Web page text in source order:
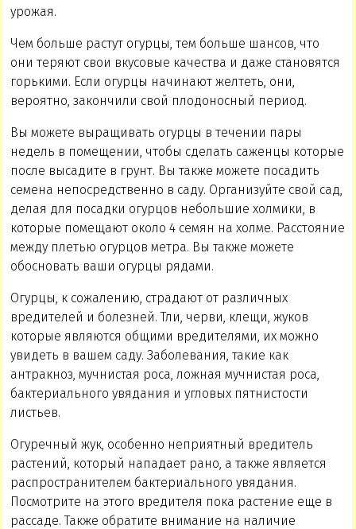
урожая.
Чем больше растут огурцы, тем больше шансов, что
они теряют свои вкусовые качества и даже становятся
горькими. Если огурцы начинают желтеть, они,
вероятно, закончили свой плодоносный период.
Вы можете выращивать огурцы в течении пары
недель в помещении, чтобы сделать саженцы которые
после высадите в грунт. Вы также можете посадить
семена непосредственно в саду. Организуйте свой сад,
делая для посадки огурцов небольшие холмики, в
которые помещают около 4 семян на холме. Расстояние
между плетью огурцов метра. Вы также можете
обосновать ваши огурцы рядами.
Огурцы, к сожалению, страдают от различных
вредителей и болезней. Тли, черви, клещи, жуков
которые являются общими вредителями, их можно
увидеть в вашем саду. Заболевания, такие как
антракноз, мучнистая роса, ложная мучнистая роса,
бактериального увядания и угловых пятнистости
листьев.
Огуречный жук, особенно неприятный вредитель
растений, который нападает рано, а также является
распространителем бактериального увядания.
Посмотрите на этого вредителя пока растение еще в
рассаде. Также обратите внимание на наличие